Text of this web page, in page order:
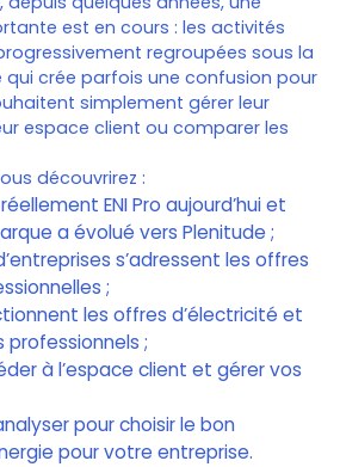
est en cours : les activités
regroupées sous la
qui crée parfois une confusion pour
simplement gérer leur
espace client ou comparer les
découvrirez :
ENI Pro aujourd’hui et
a évolué vers Plenitude ;
s’adressent les offres
;
les offres d’électricité et
professionnels ;
à l’espace client et gérer vos
pour choisir le bon
pour votre entreprise.